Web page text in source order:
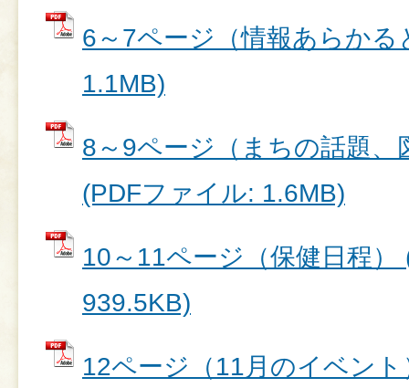
6～7ページ（情報あらか
1.1MB)
8～9ページ（まちの話題、
(PDFファイル: 1.6MB)
10～11ページ（保健日程
939.5KB)
12ページ（11月のイベン